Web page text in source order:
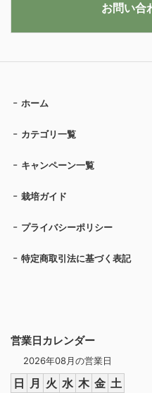
営業日カレンダー
2026年08月の営業日
日 月 火 水 木 金 土
ホーム
カテゴリ一覧
キャンペーン一覧
栽培ガイド
プライバシーポリシー
特定商取引法に基づく表記
お問い合